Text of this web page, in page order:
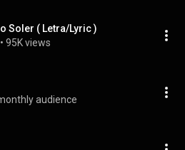
Soler ( Letra/Lyric )
• 95K views
audience